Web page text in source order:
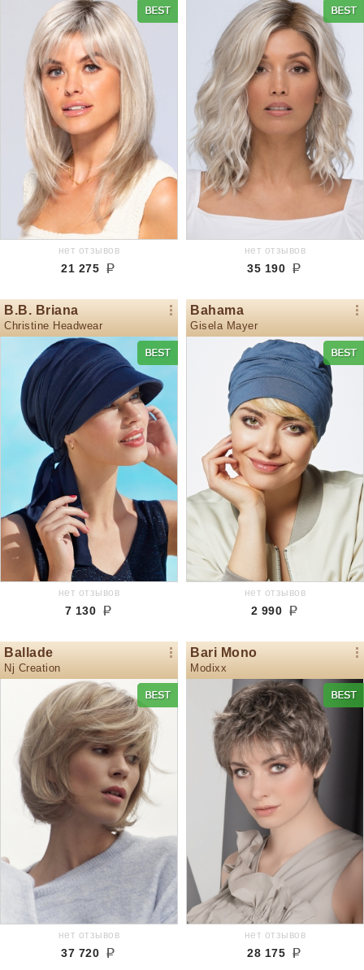
нет отзывов
21 275
нет отзывов
35 190
B.B. Briana
Christine Headwear
нет отзывов
7 130
Bahama
Gisela Mayer
нет отзывов
2 990
Ballade
Nj Creation
нет отзывов
37 720
Bari Mono
Modixx
нет отзывов
28 175